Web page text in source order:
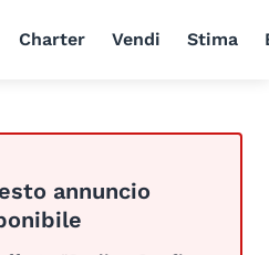
Charter Vendi Stima
annuncio